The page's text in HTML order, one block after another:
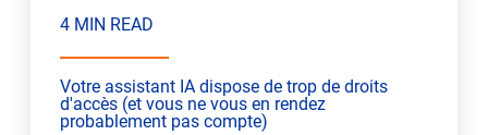
4 MIN READ
Votre assistant IA dispose de trop de droits
d'accès (et vous ne vous en rendez
probablement pas compte)